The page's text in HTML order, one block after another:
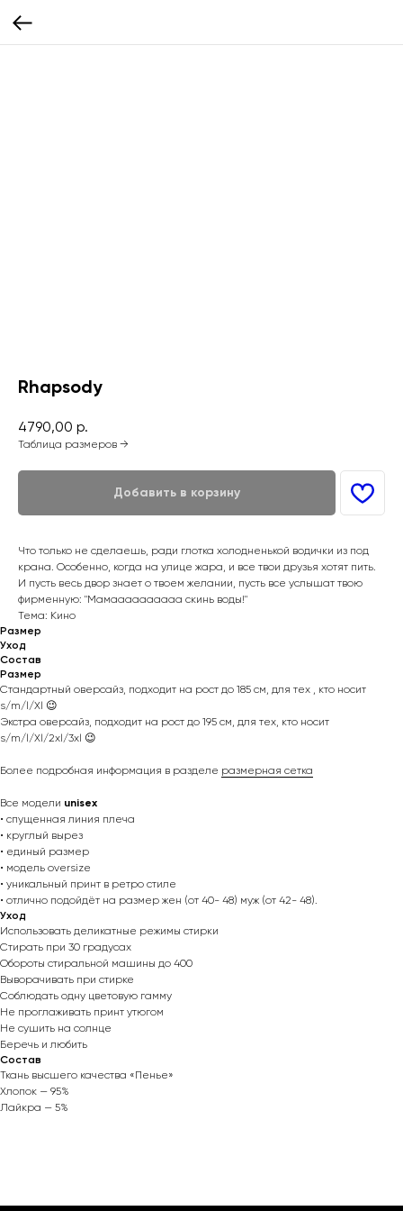
Rhapsody
4790,00 р.
Таблица размеров →
Добавить в корзину
Что только не сделаешь, ради глотка холодненькой водички из под
крана. Особенно, когда на улице жара, и все твои друзья хотят пить.
И пусть весь двор знает о твоем желании, пусть все услышат твою
фирменную: "Мамаааааааааа скинь воды!"
Тема: Кино
Размер
Уход
Состав
Размер
Стандартный оверсайз, подходит на рост до 185 см, для тех , кто носит
s/m/l/Xl 😉
Экстра оверсайз, подходит на рост до 195 см, для тех, кто носит
s/m/l/Xl/2xl/3xl 😉
Более подробная информация в разделе размерная сетка
Все модели unisex
• спущенная линия плеча
• круглый вырез
• единый размер
• модель oversize
• уникальный принт в ретро стиле
• отлично подойдёт на размер жен (от 40- 48) муж (от 42- 48).
Уход
Использовать деликатные режимы стирки
Стирать при 30 градусах
Обороты стиральной машины до 400
Выворачивать при стирке
Соблюдать одну цветовую гамму
Не проглаживать принт утюгом
Не сушить на солнце
Беречь и любить
Состав
Ткань высшего качества «Пенье»
Хлопок — 95%
Лайкра — 5%